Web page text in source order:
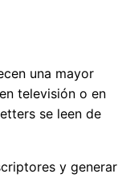
una mayor
televisión o en
se leen de
y generar